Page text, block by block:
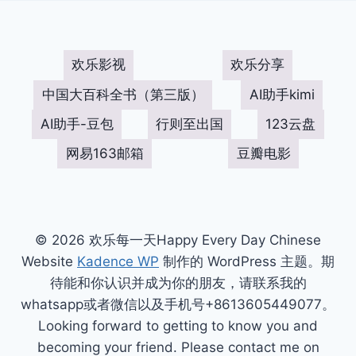
欢乐影视
欢乐分享
中国大百科全书（第三版）
AI助手kimi
AI助手-豆包
行则至出国
123云盘
网易163邮箱
豆瓣电影
© 2026 欢乐每一天Happy Every Day Chinese
Website Kadence WP 制作的 WordPress 主题。期
待能和你认识并成为你的朋友，请联系我的
whatsapp或者微信以及手机号+8613605449077。
Looking forward to getting to know you and
becoming your friend. Please contact me on